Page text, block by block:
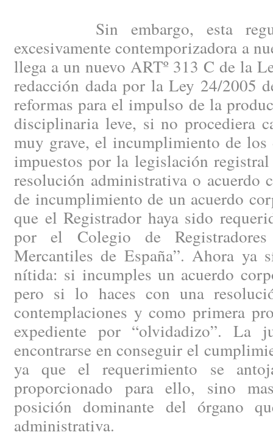
Sin embargo, esta
excesivamente contemporizadora a
llega a un nuevo ARTº 313 C de la
redacción dada por la Ley 24/2005
reformas para el impulso de la
disciplinaria leve, si no procediera
muy grave, el incumplimiento de los
impuestos por la legislación
resolución administrativa o acuerdo
de incumplimiento de un acuerdo
que el Registrador haya sido
por el Colegio de
Mercantiles de España”. Ahora ya
nítida: si incumples un acuerdo
pero si lo haces con una
contemplaciones y como primera
expediente por “olvidadizo”. La
encontrarse en conseguir el
ya que el requerimiento se
proporcionado para ello, sino
posición dominante del órgano
administrativa.